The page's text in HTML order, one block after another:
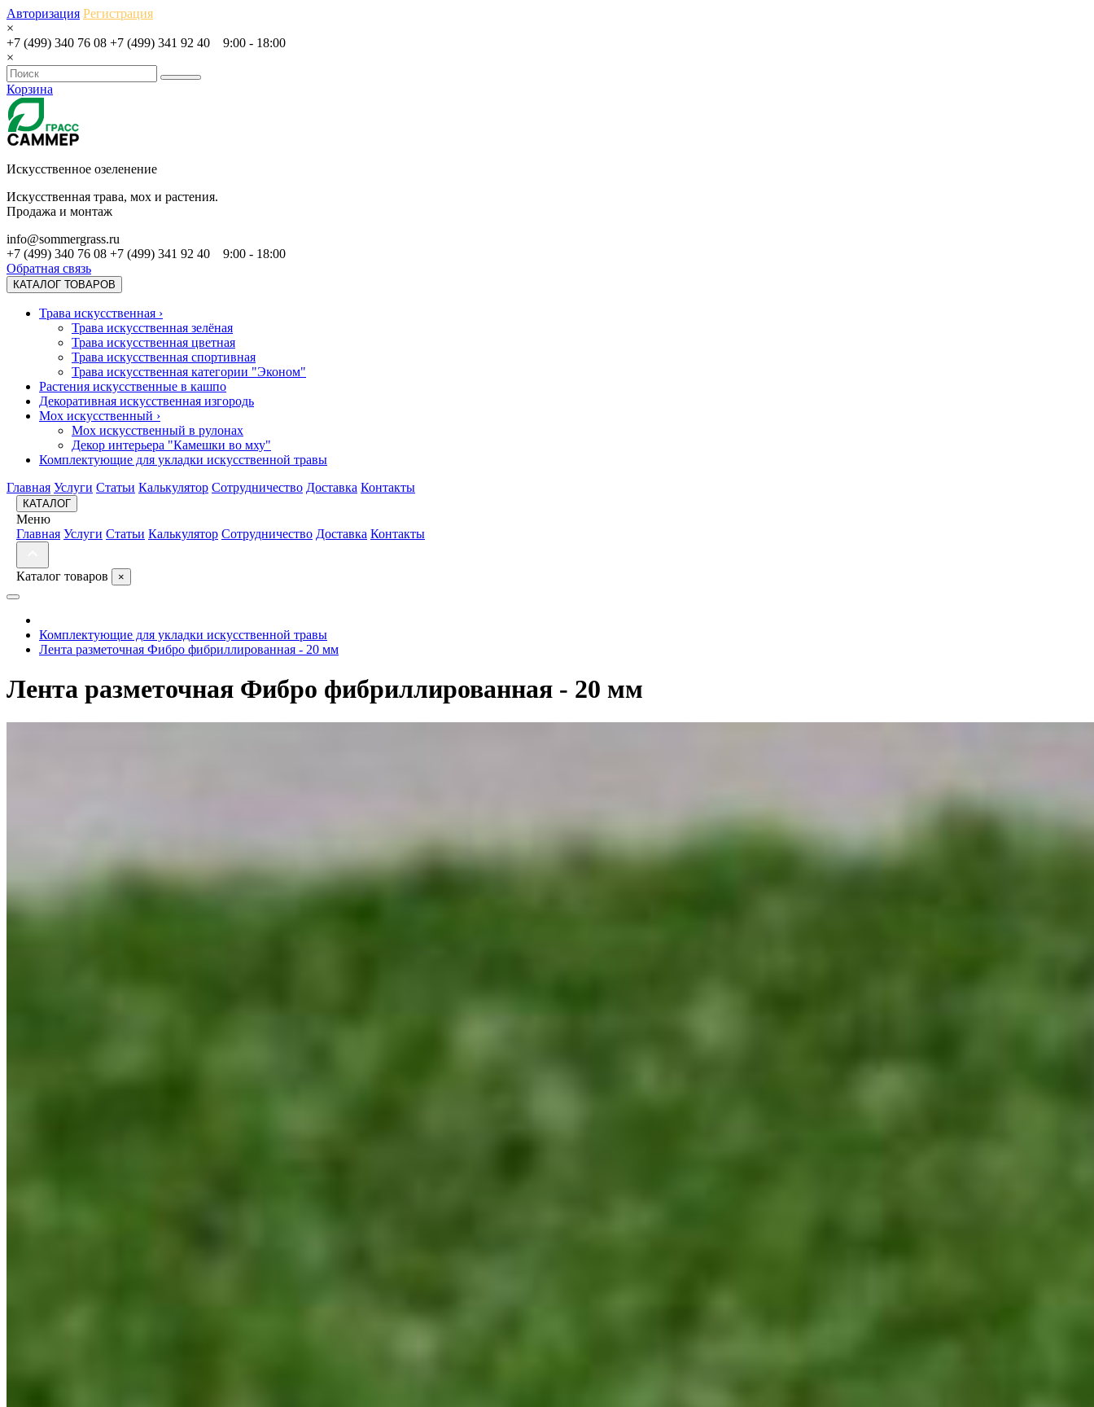
Авторизация Регистрация
×
+7 (499) 340 76 08 +7 (499) 341 92 40
9:00 - 18:00
×
Корзина
Искусственное озеленение
Искусственная трава, мох и растения.
Продажа и монтаж
info@sommergrass.ru
+7 (499) 340 76 08 +7 (499) 341 92 40
9:00 - 18:00
Обратная связь
КАТАЛОГ ТОВАРОВ
Трава искусственная ›
Трава искусственная зелёная
Трава искусственная цветная
Трава искусственная спортивная
Трава искусственная категории "Эконом"
Растения искусственные в кашпо
Декоративная искусственная изгородь
Мох искусственный ›
Мох искусственный в рулонах
Декор интерьера "Камешки во мху"
Комплектующие для укладки искусственной травы
Главная Услуги Статьи Калькулятор Сотрудничество Доставка Контакты
КАТАЛОГ
Меню
Главная Услуги Статьи Калькулятор Сотрудничество Доставка Контакты
Каталог товаров ×
Комплектующие для укладки искусственной травы
Лента разметочная Фибро фибриллированная - 20 мм
Лента разметочная Фибро фибриллированная - 20 мм